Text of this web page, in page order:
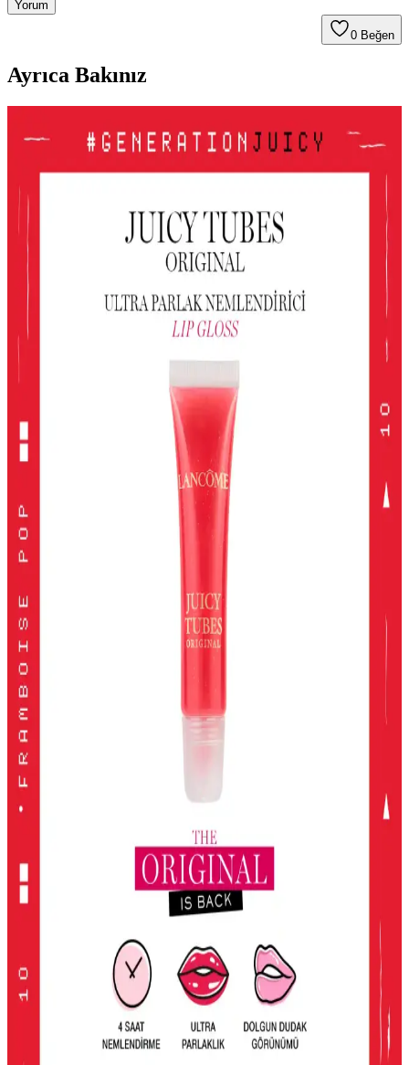
Yorum
0 Beğen
Ayrıca Bakınız
Le Mabelle Altın Pembe Beyaz Glitter Simli Kız
Çocuk Jel Farı Pratik ve Işıltılı Göz Makyajı
Deneyimi
Le Mabelle'nin pembe, altın ve beyaz tonlarındaki jel farı, kolay
uygulama ve parlaklık sağlar. Çocuklar için uygun, pratik ve
eğlenceli göz makyajı seçeneği sunar.
Gri ve Akınca Renklerinin Kozmetik ve Makyajda
Kullanımı ve Uygulama İpuçları
Gri ve akınca renkleri, makyajda şıklık ve doğal görünüm sağlar.
Uygulama teknikleri ve renk uyumu ile farklı tarzlar
yakalayabilirsiniz.
Alerji Dostu ve Doğal Makyaj Ürünleri: Güvenle
Kullanabileceğiniz En İyi Seçenekler
Alerji dostu ve doğal makyaj ürünleri, hassas ciltler için güvenli,
çevre dostu ve dermatolojik testlerden geçmiş seçenekler sunar.
Doğru ürün seçimiyle güzelliğinizi koruyabilirsiniz.
Kiko Milano Unlımıted Double Touch Likit Ruj:
Uzun Süre Kalıcı ve Şık Dudaklar
Kiko Milano'nun Unlımıted Double Touch serisi, yüksek
pigmentasyon ve uzun süre kalıcılık sunan iki aşamalı likit ruj
koleksiyonudur. Doğal ve şık görünüm için ideal seçenekler içerir.
2024 Yılında En İyi Far Paletleri: Renk ve Kalitenin
Buluşması
2024'te öne çıkan yüksek pigmentasyon ve geniş renk
seçenekleriyle en iyi far paletleri, kalıcılık ve çok yönlülük sunarak
makyajda fark yaratmanızı sağlar.
KIKO Unlimited Blush: Doğal Görünüm İçin Kalıcı
ve Hafif Allık Seçeneği
KIKO'nun Unlimited Blush allığı, kalıcı, hafif ve doğal görünüm
sağlayan pembe tonlarıyla günlük makyajda ideal, pratik ve uygun
fiyatlı bir seçenek.
2016'dan Günümüze Asya Makyaj Trendlerinin
Değişimi ve Güncel Stil Yaklaşımları
2016'dan günümüze Asya makyaj trendleri, parlak renklerden doğal
tonlara ve belirgin uygulamalara evrildi. Dudak, göz ve cilt
makyajındaki değişimler detaylı şekilde incelenmektedir.
Lancome Juicy Tubes Nemlendirici Lip Gloss
İncelemesi ve Kullanıcı Deneyimleri